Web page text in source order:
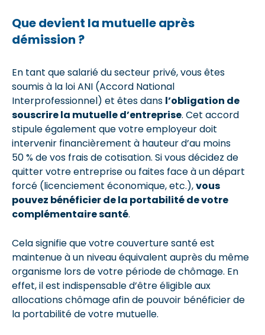
Que devient la mutuelle après
démission ?
En tant que salarié du secteur privé, vous êtes
soumis à la loi ANI (Accord National
Interprofessionnel) et êtes dans l’obligation de
souscrire la mutuelle d’entreprise. Cet accord
stipule également que votre employeur doit
intervenir financièrement à hauteur d’au moins
50 % de vos frais de cotisation. Si vous décidez de
quitter votre entreprise ou faites face à un départ
forcé (licenciement économique, etc.),vous
pouvez bénéficier de la portabilité de votre
complémentaire santé.
Cela signifie que votre couverture santé est
maintenue à un niveau équivalent auprès du même
organisme lors de votre période de chômage. En
effet, il est indispensable d’être éligible aux
allocations chômage afin de pouvoir bénéficier de
la portabilité de votre mutuelle.